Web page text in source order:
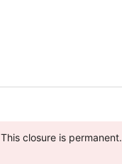
closure is permanent.